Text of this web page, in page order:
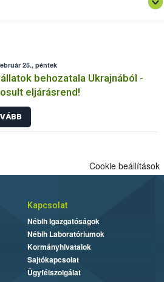
25., péntek
behozatala Ukrajnából -
eljárásrend!
Cookie beállítások
Kapcsolat
Nébih Igazgatóságok
Nébih Laboratóriumok
Kormányhivatalok
Sajtókapcsolat
Ügyfélszolgálat